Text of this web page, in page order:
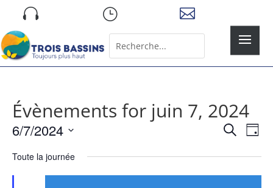
 } 
for...
Évènements for juin 7, 2024
de
Recherche
de
Jour
6/7/2024
une
date.
Toute la journée